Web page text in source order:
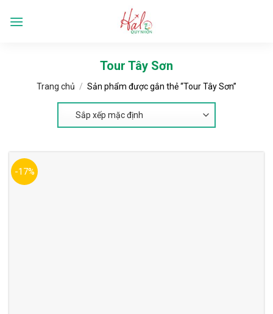
Tour Tây Sơn
Trang chủ / Sản phẩm được gắn thẻ “Tour Tây Sơn”
-17%